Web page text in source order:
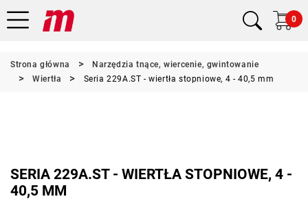
0
Strona główna
Narzędzia tnące, wiercenie, gwintowanie
Wiertła
Seria 229A.ST - wiertła stopniowe, 4 - 40,5 mm
SERIA 229A.ST - WIERTŁA STOPNIOWE, 4 -
40,5 MM